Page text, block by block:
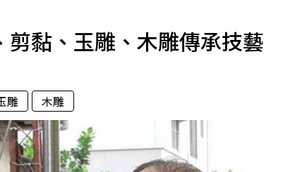
運勢
黏、玉雕、木雕傳承技藝
雕 木雕